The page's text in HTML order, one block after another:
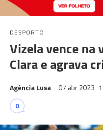
DESPORTO
Vizela vence na
Clara e agrava
Agência Lusa 07 abr 2023
0